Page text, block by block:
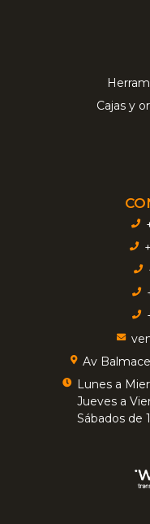
Cajas y
Av
Lunes a
Jueves a
Sábados de